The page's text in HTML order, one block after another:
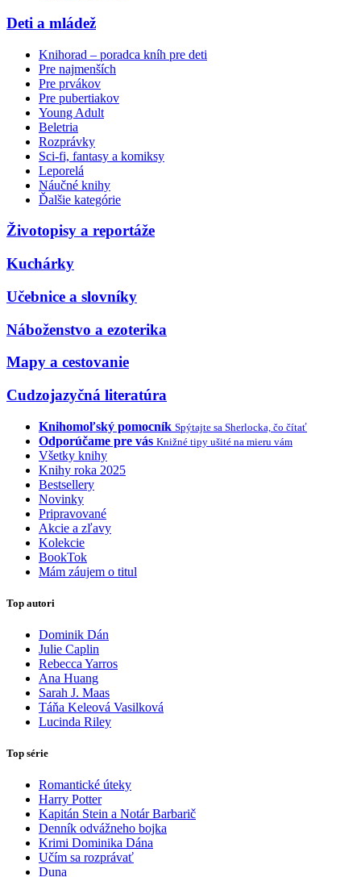
Deti a mládež
Knihorad – poradca kníh pre deti
Pre najmenších
Pre prvákov
Pre pubertiakov
Young Adult
Beletria
Rozprávky
Sci-fi, fantasy a komiksy
Leporelá
Náučné knihy
Ďalšie kategórie
Životopisy a reportáže
Kuchárky
Učebnice a slovníky
Náboženstvo a ezoterika
Mapy a cestovanie
Cudzojazyčná literatúra
Knihomoľský pomocník Spýtajte sa Sherlocka, čo čítať
Odporúčame pre vás Knižné tipy ušité na mieru vám
Všetky knihy
Knihy roka 2025
Bestsellery
Novinky
Pripravované
Akcie a zľavy
Kolekcie
BookTok
Mám záujem o titul
Top autori
Dominik Dán
Julie Caplin
Rebecca Yarros
Ana Huang
Sarah J. Maas
Táňa Keleová Vasilková
Lucinda Riley
Top série
Romantické úteky
Harry Potter
Kapitán Stein a Notár Barbarič
Denník odvážneho bojka
Krimi Dominika Dána
Učím sa rozprávať
Duna